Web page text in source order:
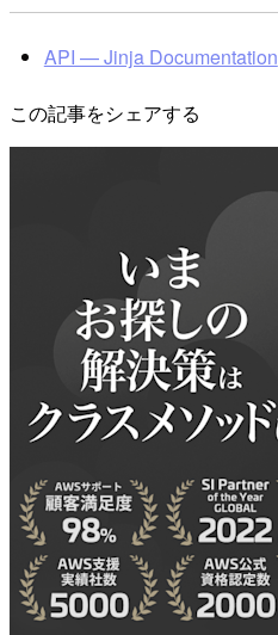
API — Jinja Documentation
この記事をシェアする